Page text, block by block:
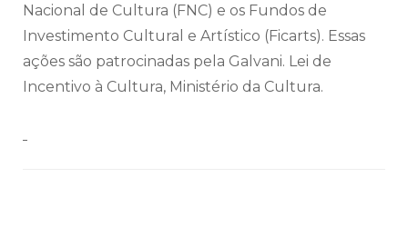
Nacional de Cultura (FNC) e os Fundos de
Investimento Cultural e Artístico (Ficarts). Essas
ações são patrocinadas pela Galvani. Lei de
Incentivo à Cultura, Ministério da Cultura.